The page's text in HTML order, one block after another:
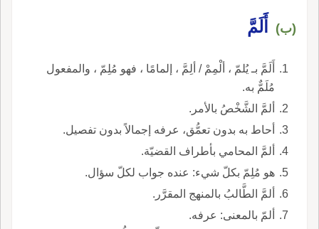
(ب) أَلَمَّ
أَلَمَّ بـ يُلمّ ، ألْمِمْ / ألِمَّ ، إلمامًا ، فهو مُلِمّ ، والمفعول
مُلَمٌّ به.
ألمَّ الشَّخْصُ بالأمر.
أحاط به بدون تعمُّق، عرفه إجمالاً بدون تفصيل.
ألمَّ المحامي بأطراف القضيّة.
هو مُلِمّ بكلّ شيء: عنده جواب لكلّ سؤال.
ألمَّ الطَّالبُ بالمنهج المقرَّر.
ألمّ بالمعنى: عرفه.